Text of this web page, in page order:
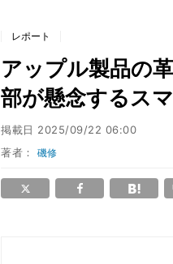
レポート
アップル製品の
部が懸念するス
掲載日 2025/09/22 06:00
著者：磯修